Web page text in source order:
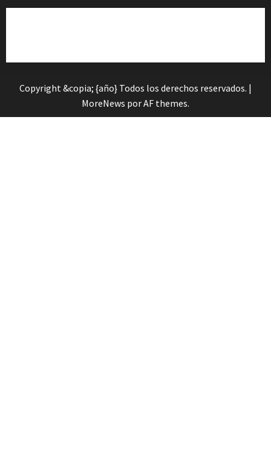
Copyright &copia; {año} Todos los derechos reservados. |
MoreNews por AF themes.